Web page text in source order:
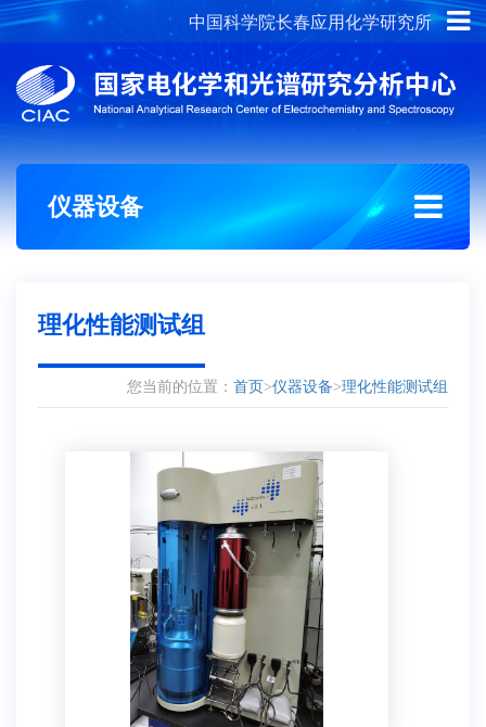
中国科学院长春应用化学研究所
概况介绍 组织架构
仪器设备
理化性能测试组
您当前的位置： 首页>仪器设备>理化性能测试组